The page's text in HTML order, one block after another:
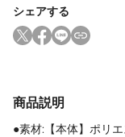
シェアする
商品説明
●素材:【本体】ポリ